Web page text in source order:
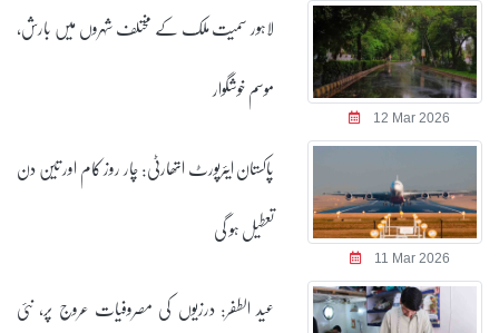
12 Mar 2026
لاہور سمیت ملک کے مختلف شہروں میں بارش،
موسم خوشگوار
11 Mar 2026
پاکستان ایئرپورٹ اتھارٹی: چار روز کام اور تین دن
تعطیل ہو گی
عید الطفر: درزیوں کی مصروفیات عروج پر، نئی